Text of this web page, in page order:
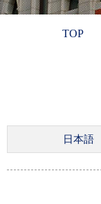
TOP